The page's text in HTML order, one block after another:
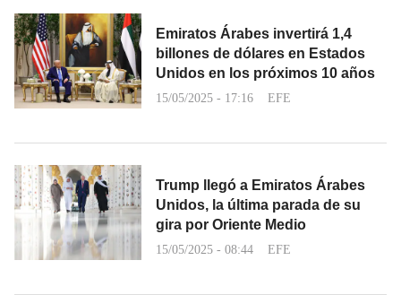
Emiratos Árabes invertirá 1,4
billones de dólares en Estados
Unidos en los próximos 10 años
15/05/2025 - 17:16 EFE
Trump llegó a Emiratos Árabes
Unidos, la última parada de su
gira por Oriente Medio
15/05/2025 - 08:44 EFE